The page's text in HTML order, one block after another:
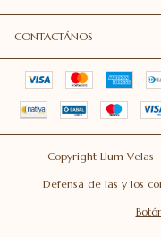
CONTACTÁNOS
Copyright Llum Velas
Defensa de las y los